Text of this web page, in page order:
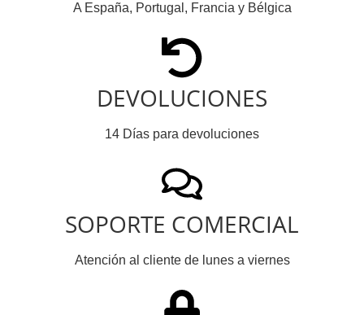
A España, Portugal, Francia y Bélgica
DEVOLUCIONES
14 Días para devoluciones
SOPORTE COMERCIAL
Atención al cliente de lunes a viernes